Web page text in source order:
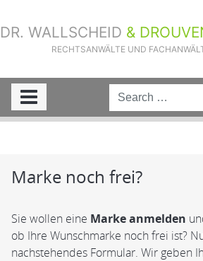
DR. WALLSCHEID &
RECHTSANWÄLTE UND
Sie sind hier: Rechtsgebiete
Marke
Unternehmensnamen, Produktnamen und
Marke noch frei?
Sie wollen eine Marke anmelden
ob Ihre Wunschmarke noch frei ist?
nachstehendes Formular. Wir geben